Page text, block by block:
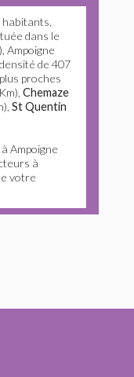
dans le
Ampoigne
de 407
proches
Chemaze
St Quentin
Ampoigne
à
votre